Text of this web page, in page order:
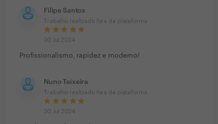
Filipe Santos
Trabalho realizado fora da plataforma
30 Jul 2024
Profissionalismo, rapidez e moderno!
Nuno Teixeira
Trabalho realizado fora da plataforma
30 Jul 2024